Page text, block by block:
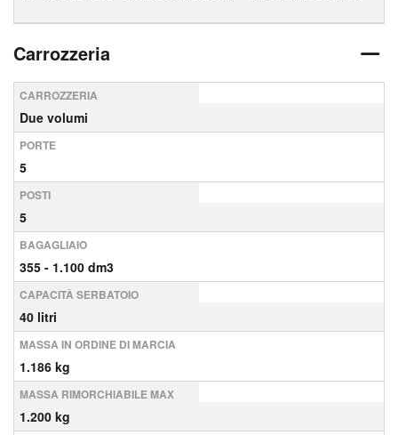
Carrozzeria
CARROZZERIA
Due volumi
PORTE
5
POSTI
5
BAGAGLIAIO
355 - 1.100 dm3
CAPACITÀ SERBATOIO
40 litri
MASSA IN ORDINE DI MARCIA
1.186 kg
MASSA RIMORCHIABILE MAX
1.200 kg